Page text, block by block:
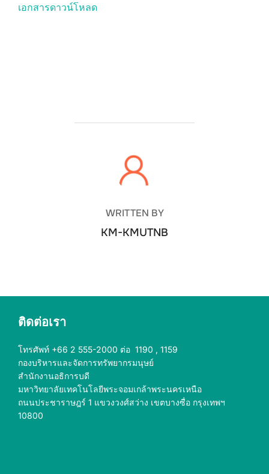
เอกสารดาวน์โหลด
POST AUTHOR
WRITTEN BY
KM-KMUTNB
ติดต่อเรา
โทรศัพท์ +66 2 555-2000 ต่อ 1190 , 1159
กองบริหารและจัดการทรัพยากรมนุษย์
สำนักงานอธิการบดี
มหาวิทยาลัยเทคโนโลยีพระจอมเกล้าพระนครเหนือ
ถนนประชาราษฎร์ 1 แขวงวงศ์สว่าง เขตบางซื่อ กรุงเทพฯ
10800